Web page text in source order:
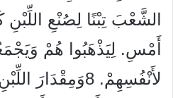
الشَّعْبَ تِبْنًا لِصُنْعِ
أَمْسِ. لِيَذْهَبُوا هُمْ
لأَنْفُسِهِمْ. 8وَمِقْدَارَ